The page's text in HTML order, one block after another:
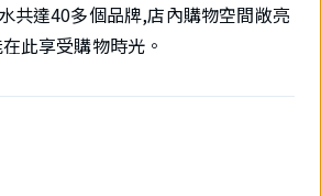
共達40多個品牌,店內購物空間敞亮
此享受購物時光。